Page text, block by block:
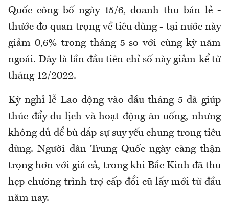
Quốc công bố ngày 15/6, doanh thu bán lẻ -
thước đo quan trọng về tiêu dùng - tại nước này
giảm 0,6% trong tháng 5 so với cùng kỳ năm
ngoái. Đây là lần đầu tiên chỉ số này giảm kể từ
tháng 12/2022.
Kỳ nghỉ lễ Lao động vào đầu tháng 5 đã giúp
thúc đẩy du lịch và hoạt động ăn uống, nhưng
không đủ để bù đắp sự suy yếu chung trong tiêu
dùng. Người dân Trung Quốc ngày càng thận
trọng hơn với giá cả, trong khi Bắc Kinh đã thu
hẹp chương trình trợ cấp đổi cũ lấy mới từ đầu
năm nay.